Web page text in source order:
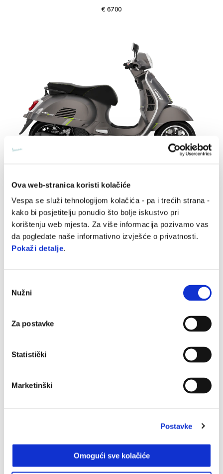
Ova web-stranica koristi kolačiće
Vespa se služi tehnologijom kolačića - pa i trećih strana -
kako bi posjetitelju ponudio što bolje iskustvo pri
korištenju web mjesta. Za više informacija pozivamo vas
da pogledate naše informativno izvješće o privatnosti.
Pokaži detalje.
pristanka
Nužni
Za postavke
Statistički
Marketinški
Postavke
Omogući sve kolačiće
€ 6700
Vespa Gts 125 Super Tech Euro 5+
€ 6900